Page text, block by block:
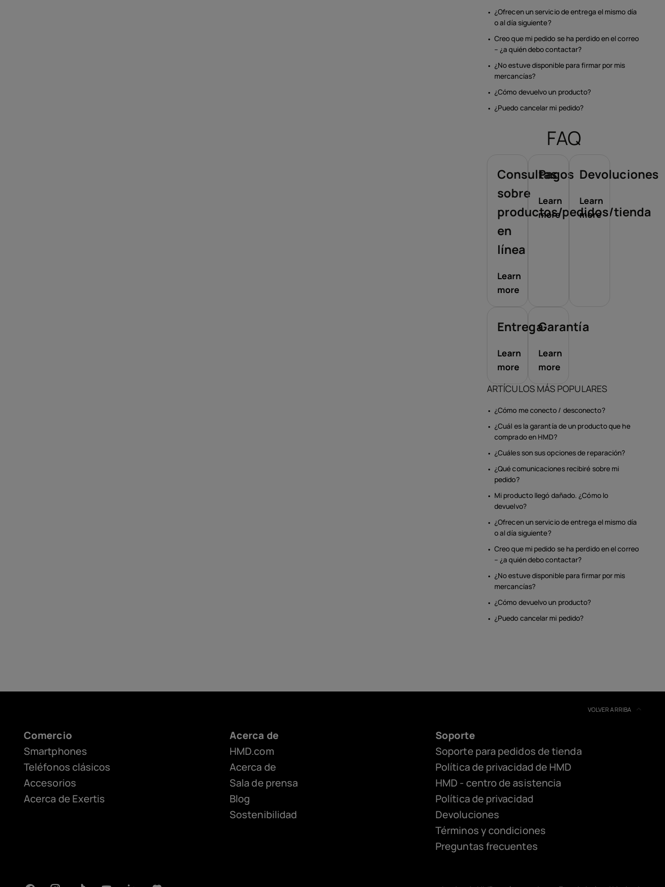
¿Ofrecen un servicio de entrega el mismo día
o al día siguiente?
Creo que mi pedido se ha perdido en el correo
– ¿a quién debo contactar?
¿No estuve disponible para firmar por mis
mercancías?
¿Cómo devuelvo un producto?
¿Puedo cancelar mi pedido?
FAQ
Consultas
sobre
productos/pedidos/tienda
en
línea
Learn
more
Pagos
Learn
more
Devoluciones
Learn
more
Entrega
Learn
more
Garantía
Learn
more
ARTÍCULOS MÁS POPULARES
¿Cómo me conecto / desconecto?
¿Cuál es la garantía de un producto que he
comprado en HMD?
¿Cuáles son sus opciones de reparación?
¿Qué comunicaciones recibiré sobre mi
pedido?
Mi producto llegó dañado. ¿Cómo lo
devuelvo?
¿Ofrecen un servicio de entrega el mismo día
o al día siguiente?
Creo que mi pedido se ha perdido en el correo
– ¿a quién debo contactar?
¿No estuve disponible para firmar por mis
mercancías?
¿Cómo devuelvo un producto?
¿Puedo cancelar mi pedido?
VOLVER ARRIBA
Comercio
Smartphones
Teléfonos clásicos
Accesorios
Acerca de Exertis
Acerca de
HMD.com
Acerca de
Sala de prensa
Blog
Sostenibilidad
Soporte
Soporte para pedidos de tienda
Política de privacidad de HMD
HMD - centro de asistencia
Política de privacidad
Devoluciones
Términos y condiciones
Preguntas frecuentes